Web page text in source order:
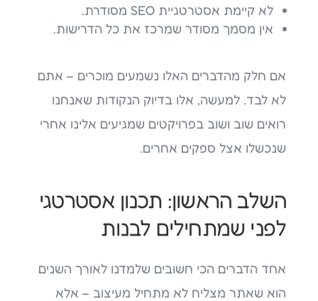
לא קיימת אסטרטגיית SEO מסודרת.
אין מסמך מסודר שמרכז את כל הדרישות.
אם חלק מהדברים האלו נשמעים מוכרים – אתם
לא לבד. למעשה, אלו בדיוק הנקודות שאנחנו
רואים שוב ושוב בפרויקטים שמגיעים אלינו אחרי
שנכשלו אצל ספקים אחרים.
השלב הראשון: תכנון אסטרטגי
לפני שמתחילים לבנות
אחד הדברים הכי חשובים שלמדנו לאורך השנים
הוא שאתר מצליח לא מתחיל מעיצוב – אלא